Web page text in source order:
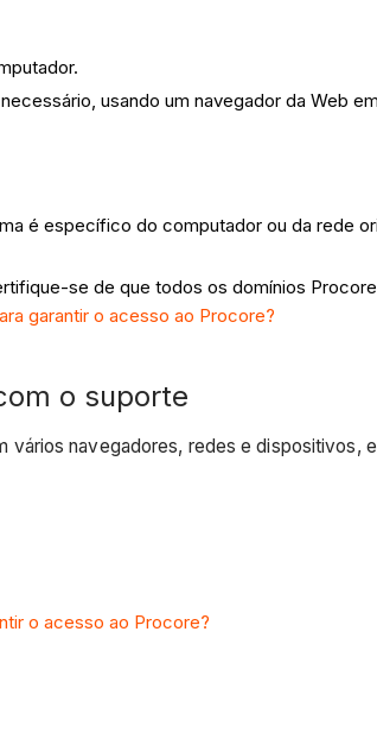
usando um navegador da Web
é específico do computador ou da rede
se de que todos os domínios
garantir o acesso ao Procore?
o suporte
vários navegadores, redes e dispositivos,
o acesso ao Procore?